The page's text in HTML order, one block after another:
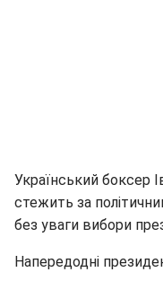
Український боксер
стежить за
без уваги вибори
Напередодні